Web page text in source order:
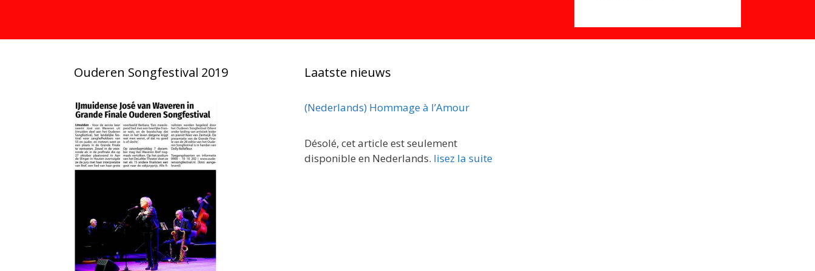
Ouderen Songfestival 2019 Laatste nieuws
(Nederlands) Hommage à l’Amour
Désolé, cet article est seulement
disponible en Nederlands. lisez la suite